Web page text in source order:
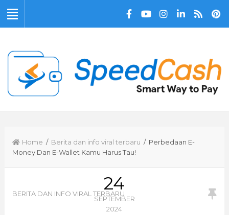
Home / Berita dan info viral terbaru / Perbedaan E-
Money Dan E-Wallet Kamu Harus Tau!
24
SEPTEMBER
2024
BERITA DAN INFO VIRAL TERBARU